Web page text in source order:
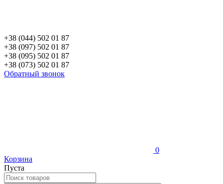
+38 (044) 502 01 87
+38 (097) 502 01 87
+38 (095) 502 01 87
+38 (073) 502 01 87
Обратный звонок
0
Корзина
Пуста